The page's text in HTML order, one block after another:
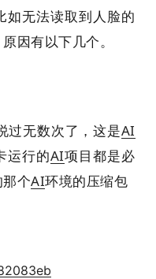
如无法读取到人脸的
因有以下几个。
过无数次了，这是AI
运行的AI项目都是必
个AI环境的压缩包